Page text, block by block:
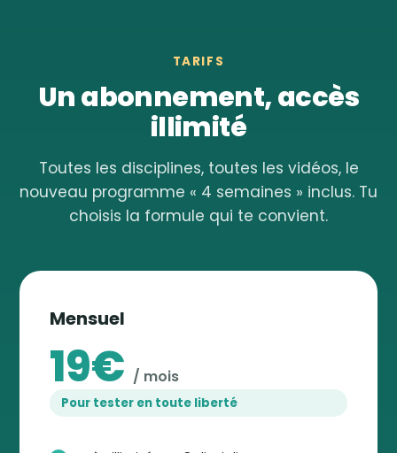
TARIFS
Un abonnement, accès
illimité
Toutes les disciplines, toutes les vidéos, le
nouveau programme « 4 semaines » inclus. Tu
choisis la formule qui te convient.
Mensuel
19€ / mois
Pour tester en toute liberté